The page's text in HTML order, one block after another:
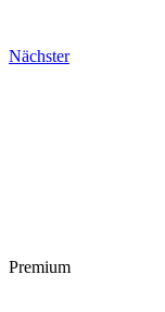
Nächster
Premium